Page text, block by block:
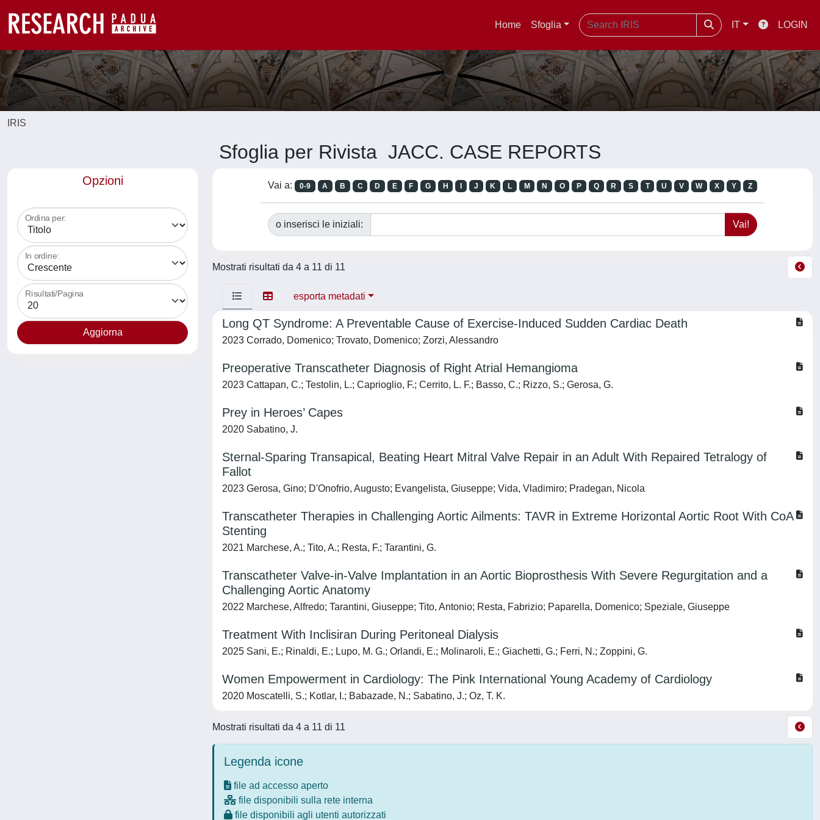
Home Sfoglia IT LOGIN
IRIS
Sfoglia per Rivista JACC. CASE REPORTS
Opzioni
Ordina per:
In ordine:
Risultati/Pagina
Vai a: 0-9 A B C D E F G H J K L M N O P Q R S T U V W X Y Z
o inserisci le iniziali:
Mostrati risultati da 4 a 11 di 11
esporta metadati
Long QT Syndrome: A Preventable Cause of Exercise-Induced Sudden Cardiac Death
2023 Corrado, Domenico; Trovato, Domenico; Zorzi, Alessandro
Preoperative Transcatheter Diagnosis of Right Atrial Hemangioma
2023 Cattapan, C.; Testolin, L.; Caprioglio, F.; Cerrito, L. F.; Basso, C.; Rizzo, S.; Gerosa, G.
Prey in Heroes’ Capes
2020 Sabatino, J.
Sternal-Sparing Transapical, Beating Heart Mitral Valve Repair in an Adult With Repaired Tetralogy of
Fallot
2023 Gerosa, Gino; D'Onofrio, Augusto; Evangelista, Giuseppe; Vida, Vladimiro; Pradegan, Nicola
Transcatheter Therapies in Challenging Aortic Ailments: TAVR in Extreme Horizontal Aortic Root With CoA
Stenting
2021 Marchese, A.; Tito, A.; Resta, F.; Tarantini, G.
Transcatheter Valve-in-Valve Implantation in an Aortic Bioprosthesis With Severe Regurgitation and a
Challenging Aortic Anatomy
2022 Marchese, Alfredo; Tarantini, Giuseppe; Tito, Antonio; Resta, Fabrizio; Paparella, Domenico; Speziale, Giuseppe
Treatment With Inclisiran During Peritoneal Dialysis
2025 Sani, E.; Rinaldi, E.; Lupo, M. G.; Orlandi, E.; Molinaroli, E.; Giachetti, G.; Ferri, N.; Zoppini, G.
Women Empowerment in Cardiology: The Pink International Young Academy of Cardiology
2020 Moscatelli, S.; Kotlar, I.; Babazade, N.; Sabatino, J.; Oz, T. K.
Mostrati risultati da 4 a 11 di 11
Legenda icone
file ad accesso aperto
file disponibili sulla rete interna
file disponibili agli utenti autorizzati